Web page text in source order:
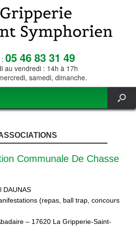
05 46 83 31 49
au vendredi : 14h à 17h
samedi, dimanche.
Communale De Chasse
DAUNAS
(repas, ball trap, concours
– 17620 La Gripperie-Saint-